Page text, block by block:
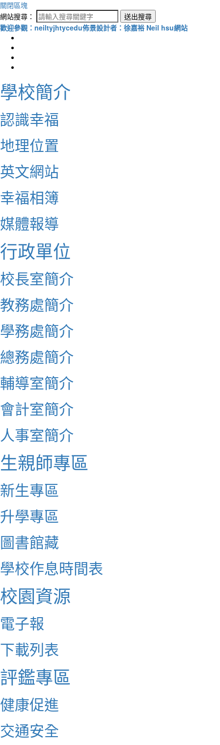
關閉區塊
網站搜尋：
送出搜尋
歡迎參觀：neiltyjhtycedu佈景設計者：徐嘉裕 Neil hsu網站
學校簡介
認識幸福
地理位置
英文網站
幸福相簿
媒體報導
行政單位
校長室簡介
教務處簡介
學務處簡介
總務處簡介
輔導室簡介
會計室簡介
人事室簡介
生親師專區
新生專區
升學專區
圖書館藏
學校作息時間表
校園資源
電子報
下載列表
評鑑專區
健康促進
交通安全